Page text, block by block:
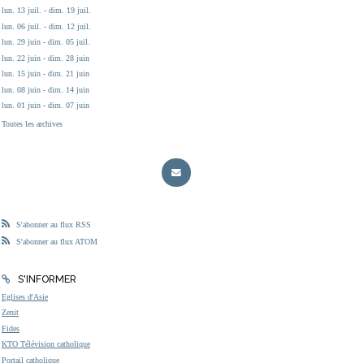
lun. 13 juil. - dim. 19 juil.
lun. 06 juil. - dim. 12 juil.
lun. 29 juin - dim. 05 juil.
lun. 22 juin - dim. 28 juin
lun. 15 juin - dim. 21 juin
lun. 08 juin - dim. 14 juin
lun. 01 juin - dim. 07 juin
Toutes les archives
S'abonner au flux RSS
S'abonner au flux ATOM
S'INFORMER
Eglises d'Asie
Zenit
Fides
KTO Télévision catholique
Portail catholique